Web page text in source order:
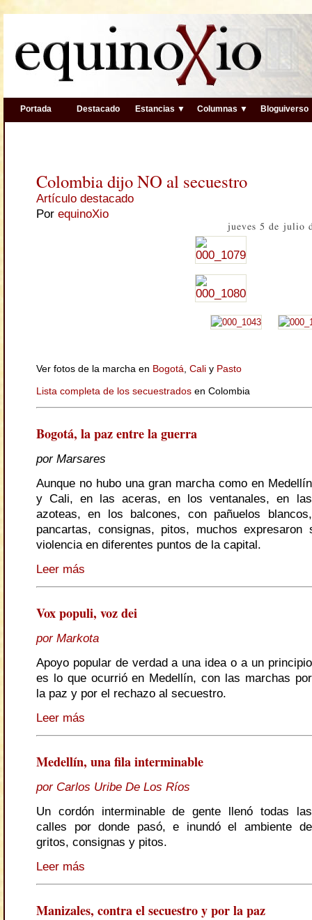
Portada Destacado Estancias ▼ Columnas ▼ Bloguiverso
Colombia dijo NO al secuestro
Artículo destacado
Por equinoXio
jueves 5 de julio
Ver fotos de la marcha en Bogotá, Cali y Pasto
Lista completa de los secuestrados en Colombia
Bogotá, la paz entre la guerra
por Marsares
Aunque no hubo una gran marcha como en Medellín
y Cali, en las aceras, en los ventanales, en las
azoteas, en los balcones, con pañuelos blancos,
pancartas, consignas, pitos, muchos
violencia en diferentes puntos de la capital.
Leer más
Vox populi, voz dei
por Markota
Apoyo popular de verdad a una idea o a un principio
es lo que ocurrió en Medellín, con las marchas por
la paz y por el rechazo al secuestro.
Leer más
Medellín, una fila interminable
por Carlos Uribe De Los Ríos
Un cordón interminable de gente llenó todas las
calles por donde pasó, e inundó el ambiente de
gritos, consignas y pitos.
Leer más
Manizales, contra el secuestro y por la paz